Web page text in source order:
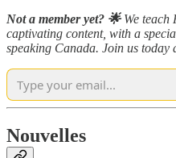
Not a member yet? 🌟 We teach
captivating content, with a
speaking Canada. Join us
Nouvelles